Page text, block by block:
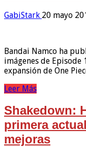
GabiStark 20 mayo
Bandai Namco ha
imágenes de
expansión de One
Leer Más
Shakedown:
primera
mejoras